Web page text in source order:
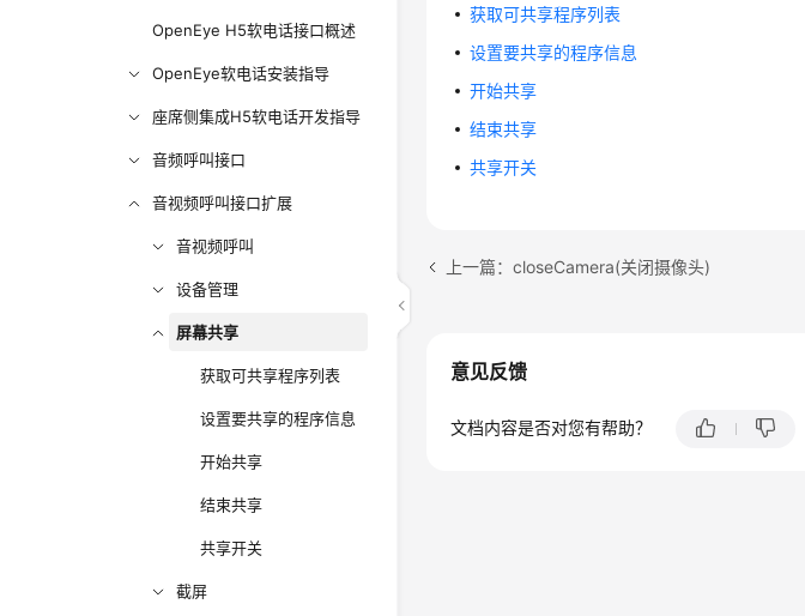
OpenEye H5软电话接口概述
OpenEye软电话安装指导
座席侧集成H5软电话开发指导
音频呼叫接口
音视频呼叫接口扩展
音视频呼叫
设备管理
屏幕共享
获取可共享程序列表
设置要共享的程序信息
开始共享
结束共享
共享开关
截屏
获取可共享程序列表
设置要共享的程序信息
开始共享
结束共享
共享开关
上一篇：closeCamera(关闭摄像头)
意见反馈
文档内容是否对您有帮助？